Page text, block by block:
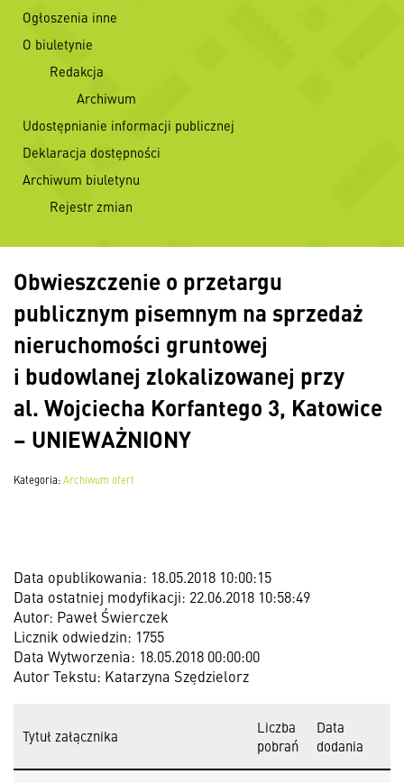
Ogłoszenia inne
O biuletynie
Redakcja
Archiwum
Udostępnianie informacji publicznej
Deklaracja dostępności
Archiwum biuletynu
Rejestr zmian
Obwieszczenie o przetargu
publicznym pisemnym na sprzedaż
nieruchomości gruntowej
i budowlanej zlokalizowanej przy
al. Wojciecha Korfantego 3, Katowice
– UNIEWAŻNIONY
Kategoria:Archiwum ofert
Data opublikowania: 18.05.2018 10:00:15
Data ostatniej modyfikacji: 22.06.2018 10:58:49
Autor: Paweł Świerczek
Licznik odwiedzin: 1755
Data Wytworzenia: 18.05.2018 00:00:00
Autor Tekstu: Katarzyna Szędzielorz
Tytuł załącznika
Liczba
pobrań
Data
dodania